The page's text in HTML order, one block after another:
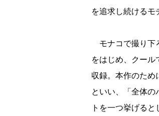
を追求し続けるモ
モナコで撮り下
をはじめ、クール
収録。本作のため
といい、「全体の
トを一つ挙げる